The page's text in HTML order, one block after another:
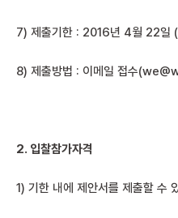
7) 제출기한 : 2016년 4월 22일
8) 제출방법 : 이메일 접수
2. 입찰참가자격
1) 기한 내에 제안서를 제출할 수